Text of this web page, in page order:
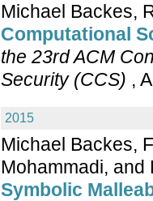
Michael Backes,
Computational
the 23rd ACM
Security (CCS) ,
2015
Michael Backes,
Mohammadi, and
Symbolic